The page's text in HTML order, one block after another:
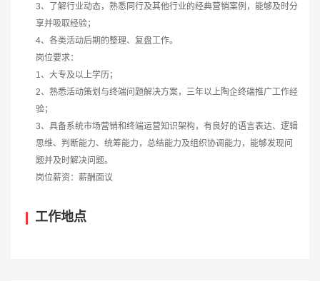
3、了解行业动态，熟悉同行及其他行业的经典营销案例，能够及时分
享并吸取经验；
4、各类活动后期的整理、复盘工作。
岗位要求：
1、大专及以上学历；
2、熟悉活动策划与终端问题解决方案，三年以上陶企终端推广工作经
验；
3、具备系统市场营销和终端运营知识架构，有良好的语言表达、逻辑
思维、判断能力、统筹能力，总结能力及组织协调能力，能够发现问
题并及时解决问题。
岗位薪资：薪酬面议
工作地点